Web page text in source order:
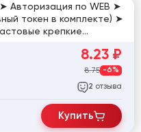
Авторизация по WEB ➤
токен в комплекте) ➤
крепкие
8.23 ₽
8.75 -6%
2 отзыва
Купить